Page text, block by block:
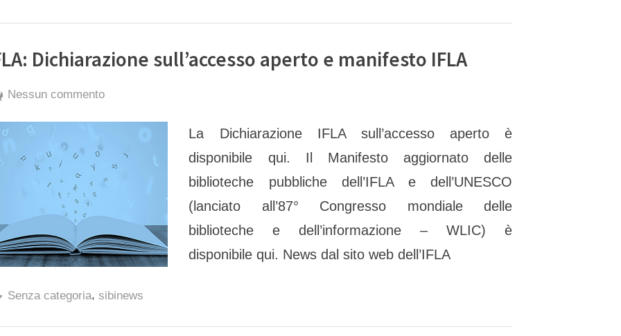
della
ricerca”
Dichiarazione sull’accesso aperto e manifesto IFLA
Posted
17 Novembre 2022
By
exporter
Nessun commentosu
sull’accesso
manifesto
IFLA
La Dichiarazione IFLA sull’accesso aperto è
disponibile qui. Il Manifesto aggiornato delle
biblioteche pubbliche dell’IFLA e dell’UNESCO
(lanciato all’87° Congresso mondiale delle
biblioteche e dell’informazione – WLIC) è
disponibile qui. News dal sito web dell’IFLA
Senza categoria, sibinews